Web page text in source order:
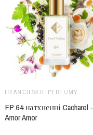
FRANCUSKIE PERFUMY
FP 64 натхненні Cacharel -
Amor Amor